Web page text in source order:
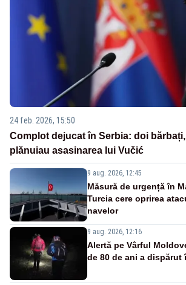
24 feb. 2026, 15:50
Complot dejucat în Serbia: doi
plănuiau asasinarea lui Vučić
9 aug. 2026, 12:45
Măsură de urgență în
Turcia cere oprirea
navelor
9 aug. 2026, 12:16
Alertă pe Vârful
de 80 de ani a